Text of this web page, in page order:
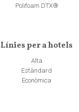
Polifoam DTX®
Línies per a hotels
Alta
Estàndard
Econòmica